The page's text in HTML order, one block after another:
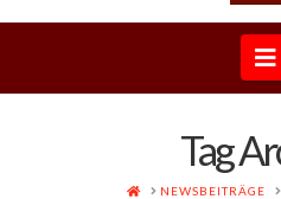
Horse
Tag
HOMENEWSBEITRÄGE